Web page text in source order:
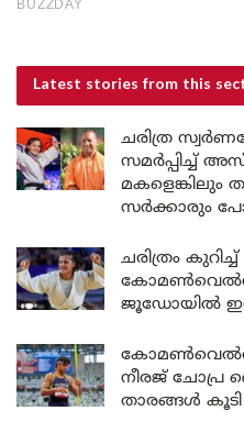
Latest stories from this
ചരിത്ര
സമർപ്പിച്ച്
മകളെങ്കിലും
സർക്കാരും
ചരിത്രം
ജൂഡോയിൽ
നീരജ് ചോപ്ര
താരങ്ങൾ